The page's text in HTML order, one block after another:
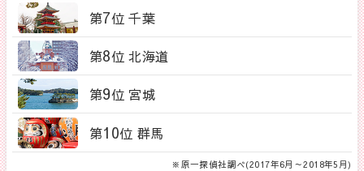
第7位 千葉
第8位 北海道
第9位 宮城
第10位 群馬
※原一探偵社調べ(2017年6月～2018年5月)